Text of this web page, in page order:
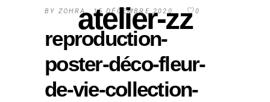
atelier-zz
BY ZOHRA 15 DÉCEMBRE 2020 0
reproduction-
poster-déco-fleur-
de-vie-collection-